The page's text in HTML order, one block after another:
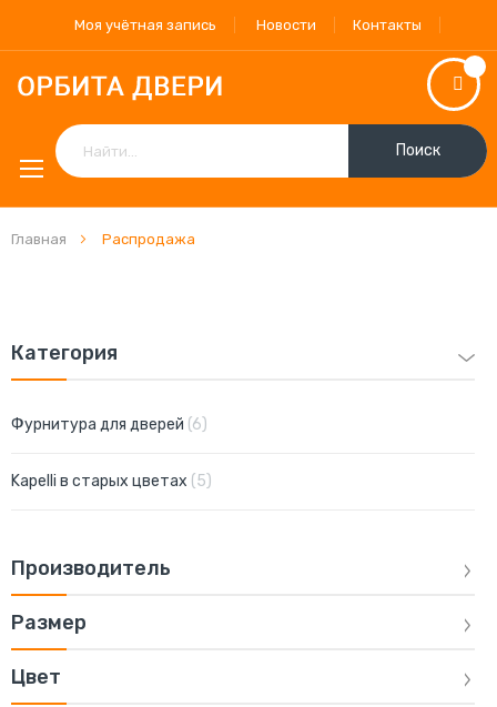
Моя учётная запись Новости Контакты
Поиск
Главная Распродажа
Категория
Фурнитура для дверей 6позиции
Kapelli в старых цветах 5позиции
Производитель
Размер
Цвет